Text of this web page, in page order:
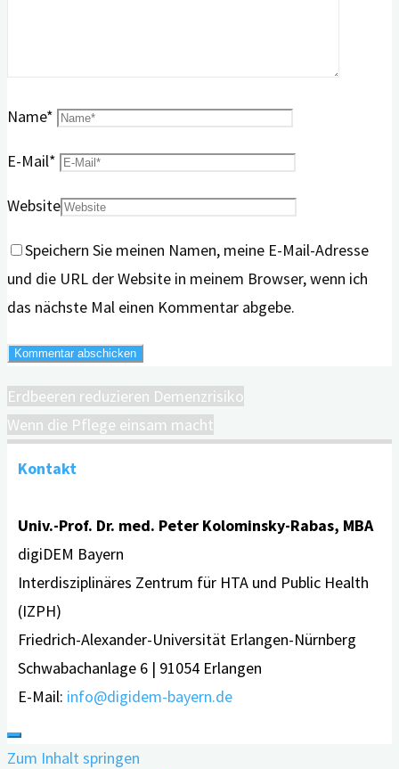
Name*
E-Mail*
Website
Speichern Sie meinen Namen, meine E-Mail-Adresse
und die URL der Website in meinem Browser, wenn ich
das nächste Mal einen Kommentar abgebe.
Erdbeeren reduzieren Demenzrisiko
Wenn die Pflege einsam macht
Kontakt
Univ.-Prof. Dr. med. Peter Kolominsky-Rabas, MBA
digiDEM Bayern
Interdisziplinäres Zentrum für HTA und Public Health
(IZPH)
Friedrich-Alexander-Universität Erlangen-Nürnberg
Schwabachanlage 6 | 91054 Erlangen
E-Mail: info@digidem-bayern.de
Zum Inhalt springen